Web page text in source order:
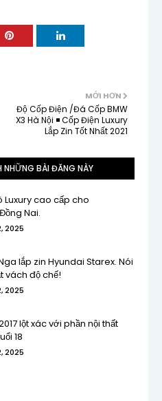
MỚI HƠN
Độ Cốp Điện /Đá Cốp BMW
X3 Hà Nội ◾ Cốp Điện Luxury
Lắp Zin Tốt Nhất 2021
BÀI ĐĂNG NÀY
Luxury cao cấp cho
Nai.
2025
lắp zin Hyundai Starex. Nói
vách độ chế!
2025
lột xác với phần nội thất
18
2025